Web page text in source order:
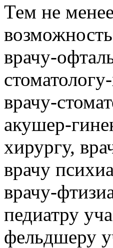
Тем не
врачу-
врачу-
акушер-
хирургу,
врачу
врачу-
педиатру
фельдшеру